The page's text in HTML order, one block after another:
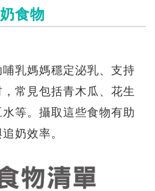
食物
乳媽媽穩定泌乳、支持
常見包括青木瓜、花生
等。攝取這些食物有助
奶效率。